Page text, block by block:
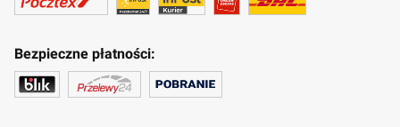
Bezpieczne płatności: